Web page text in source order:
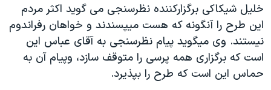
چهل سال گروگان‌گیری
قانون شفافیت دارائی کادر رهبری ایران
اعتراضات مردمی آبان ۹۸
اسرائیل در جنگ
خليل شيکاکی برگزارکننده نظرسنجی می گويد اکثر مردم
اين طرح را آنگونه که هست ميپسندند و خواهان رفراندوم
نيستند. وی ميگويد پيام نظرسنجی به آقای عباس اين
است که برگزاری همه پرسی را متوقف سازد، وپيام آن به
حماس اين است که طرح را بپذيرد.